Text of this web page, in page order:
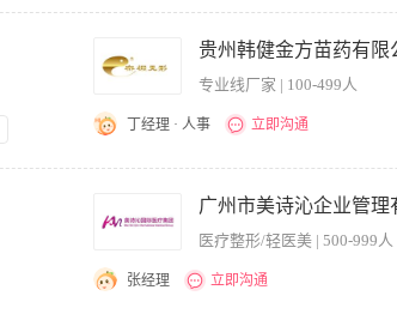
和网络搜索工具，了解网站开发、运行及维护的相关知识
明确推广目标—利用各种互联网资源、网络媒介推广公司
网站访问量及传播效果,并以其为导向,与各部门沟通,细化
果的统计分析报表,及时提出网络推广改进建议,给出实际可
式,综合应用各种网络推广方式,锲而不舍的实施—评估总结—
理和实施方法、熟悉网页开发规范,协助网络优化公司进行搜
描述,标题优化,网址 URL 内嵌关键字优化等,并积极寻找
贵州韩健金方苗药有限
专业线厂家 | 100-499人
丁经理 · 人事 立即沟通
络推广方式,锲而不舍的实施—评估总结—改进—再实施； 3.
专及大专以上学历，20岁—30岁，有2年以上工作经验者优
医疗整形/轻医美 | 500-999人
张经理 立即沟通